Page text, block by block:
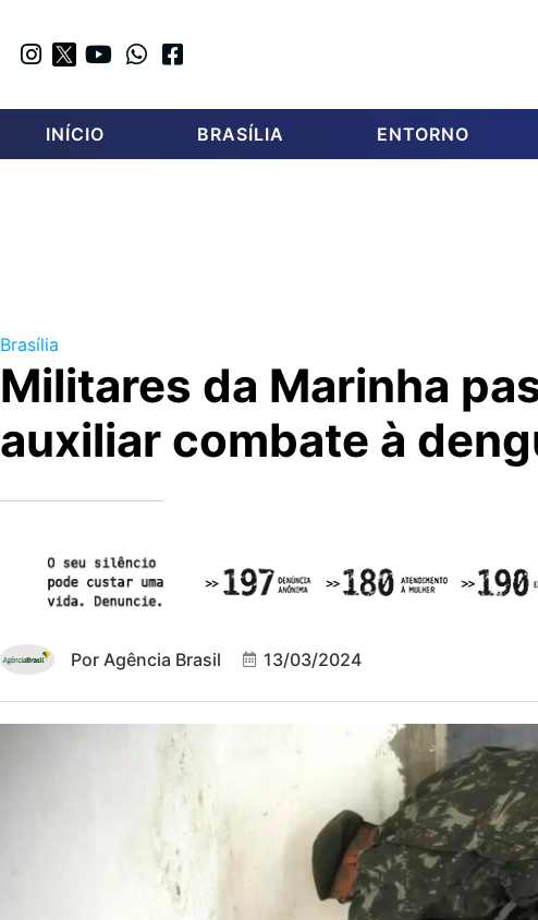
INÍCIO BRASÍLIA ENTORNO
Brasília
Militares da Marinha
auxiliar combate à
Por Agência Brasil 13/03/2024